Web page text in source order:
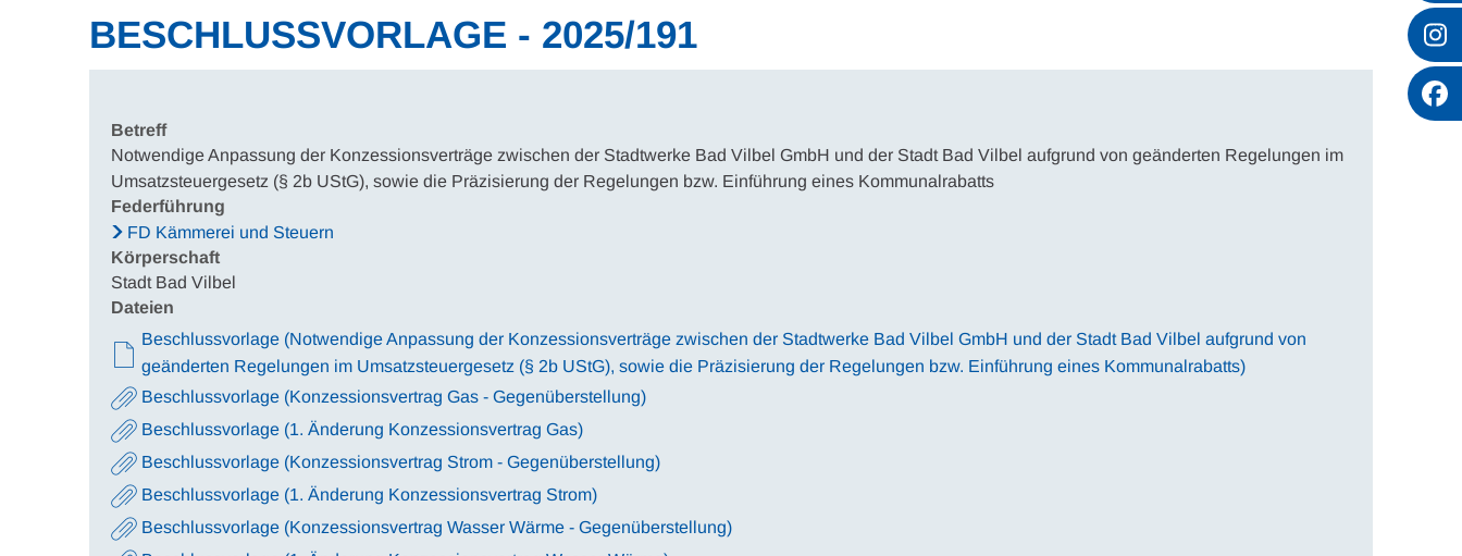
BESCHLUSSVORLAGE - 2025/191
Betreff
Notwendige Anpassung der Konzessionsverträge zwischen der Stadtwerke Bad Vilbel GmbH und der Stadt Bad Vilbel aufgrund von geänderten Regelungen im
Umsatzsteuergesetz (§ 2b UStG), sowie die Präzisierung der Regelungen bzw. Einführung eines Kommunalrabatts
Federführung
FD Kämmerei und Steuern
Körperschaft
Stadt Bad Vilbel
Dateien
Beschlussvorlage (Notwendige Anpassung der Konzessionsverträge zwischen der Stadtwerke Bad Vilbel GmbH und der Stadt Bad Vilbel aufgrund von
geänderten Regelungen im Umsatzsteuergesetz (§ 2b UStG), sowie die Präzisierung der Regelungen bzw. Einführung eines Kommunalrabatts)
Beschlussvorlage (Konzessionsvertrag Gas - Gegenüberstellung)
Beschlussvorlage (1. Änderung Konzessionsvertrag Gas)
Beschlussvorlage (Konzessionsvertrag Strom - Gegenüberstellung)
Beschlussvorlage (1. Änderung Konzessionsvertrag Strom)
Beschlussvorlage (Konzessionsvertrag Wasser Wärme - Gegenüberstellung)